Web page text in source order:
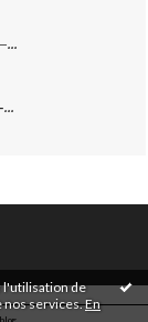
l'utilisation de
nos services.En